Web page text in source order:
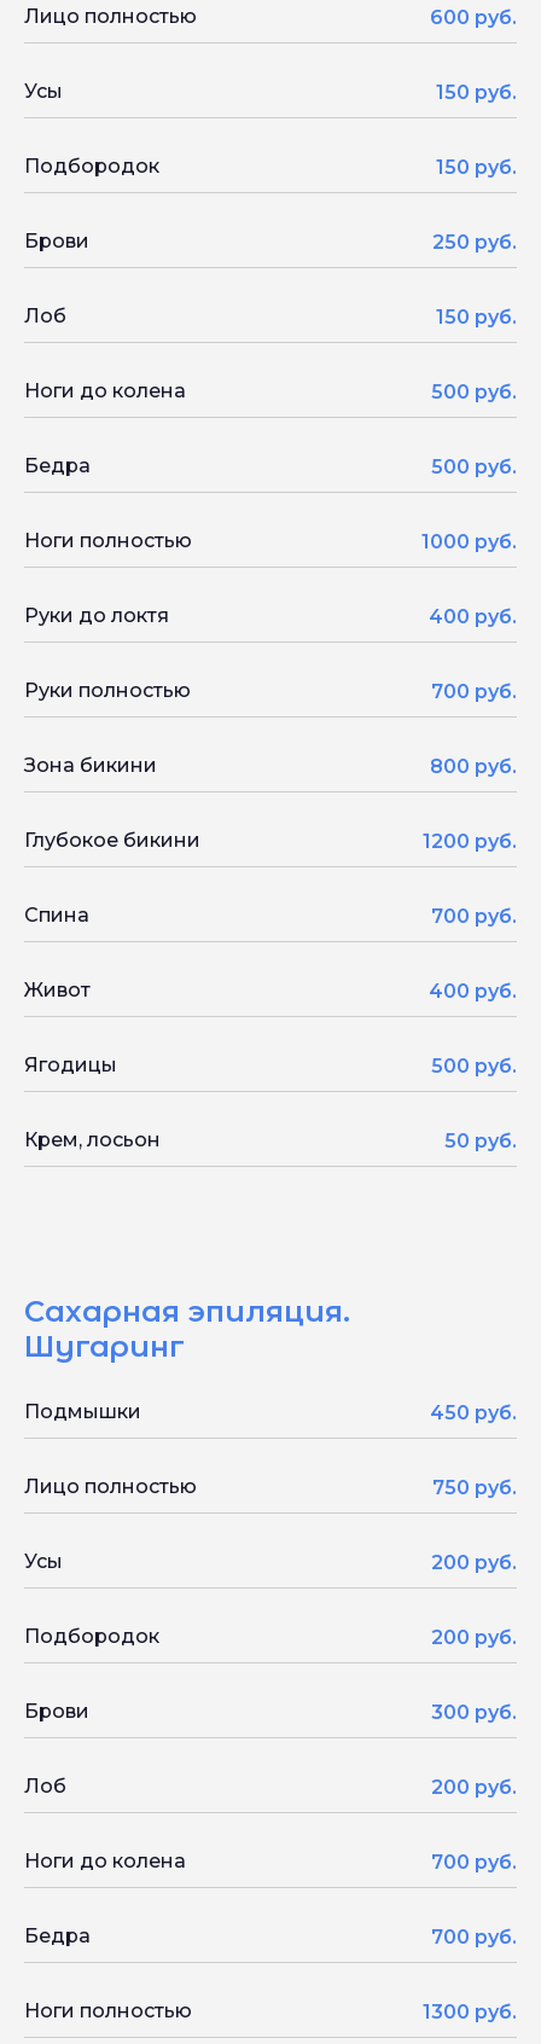
Лицо полностью 600 руб.
Усы 150 руб.
Подбородок 150 руб.
Брови 250 руб.
Лоб 150 руб.
Ноги до колена 500 руб.
Бедра 500 руб.
Ноги полностью 1000 руб.
Руки до локтя 400 руб.
Руки полностью 700 руб.
Зона бикини 800 руб.
Глубокое бикини 1200 руб.
Спина 700 руб.
Живот 400 руб.
Ягодицы 500 руб.
Крем, лосьон 50 руб.
Сахарная эпиляция.
Шугаринг
Подмышки 450 руб.
Лицо полностью 750 руб.
Усы 200 руб.
Подбородок 200 руб.
Брови 300 руб.
Лоб 200 руб.
Ноги до колена 700 руб.
Бедра 700 руб.
Ноги полностью 1300 руб.